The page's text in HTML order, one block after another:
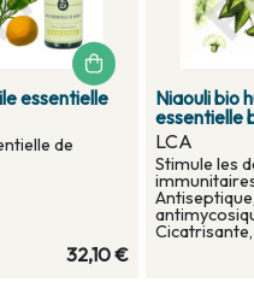
essentielle
de
32,10 €
Niaouli bio
essentielle
LCA
Stimule les
Cicatrisante,